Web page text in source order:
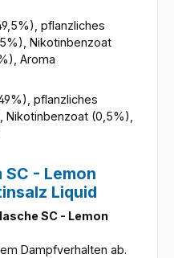
pflanzliches
Nikotinbenzoat
Aroma
pflanzliches
Nikotinbenzoat (0,5%),
SC - Lemon
Liquid
SC - Lemon
Dampfverhalten ab.